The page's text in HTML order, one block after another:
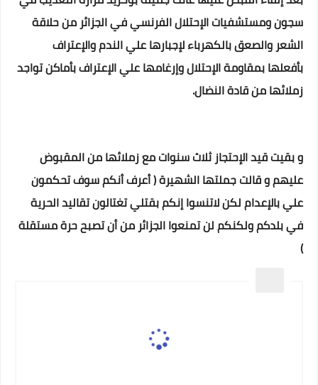
سجون ومستشفيات الإحتلال الفرنسي في الجزائر من حلاقة
الشعر والصعق بالكهرباء لإجبارها علي الندم والإعتراف
بأفعلها بمقاومة الإحتلال وإرغامها علي الإعتراف بأماكن تواجد
زملائها من قادة النضال.
و بقيت قيد الإحتجاز ثلاث سنوات مع زملائها من المقبوض
عليهم و قالت جملتها الشهيرة ( أعرف أنكم سوف تحكمون
علي بالإعدام لكن لاتنسوا إنكم بقتلي تغتالون تقاليد الحرية
في بلدكم ولكنكم لن تمنعوا الجزائر من أن تصبح حرة مستقلة
)